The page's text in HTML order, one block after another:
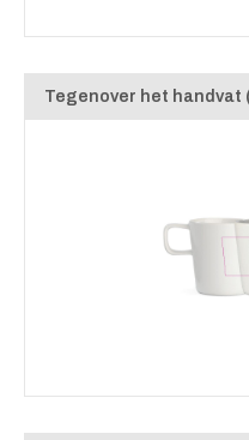
Tegenover het handvat